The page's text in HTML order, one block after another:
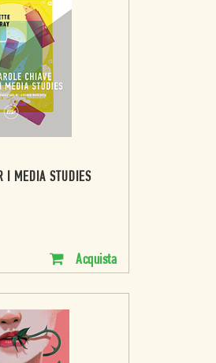
I MEDIA STUDIES
Acquista